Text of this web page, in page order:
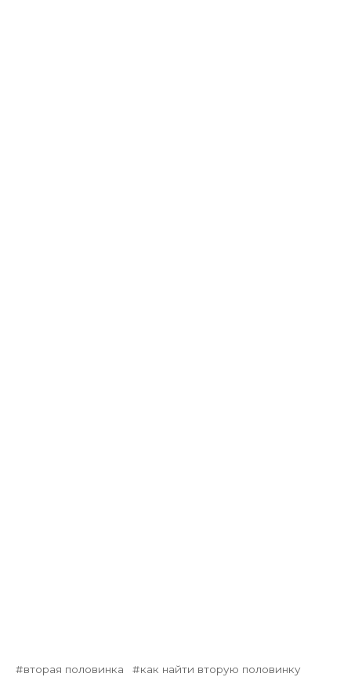
вторая половинка
как найти вторую половинку